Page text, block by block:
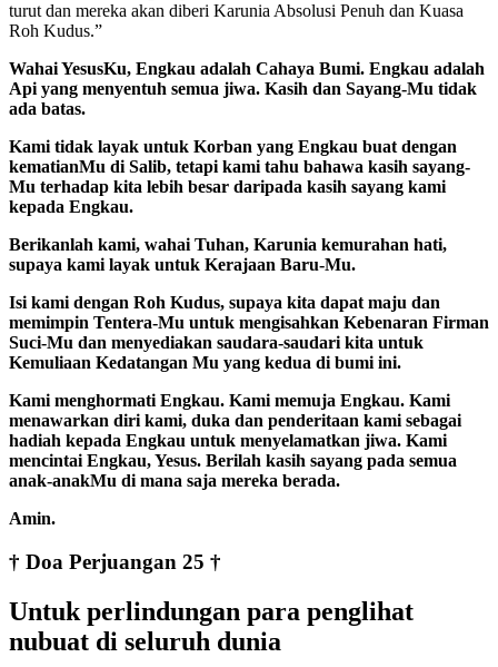
turut dan mereka akan diberi Karunia Absolusi Penuh dan Kuasa
Roh Kudus.”
Wahai YesusKu, Engkau adalah Cahaya Bumi. Engkau adalah
Api yang menyentuh semua jiwa. Kasih dan Sayang-Mu tidak
ada batas.
Kami tidak layak untuk Korban yang Engkau buat dengan
kematianMu di Salib, tetapi kami tahu bahawa kasih sayang-
Mu terhadap kita lebih besar daripada kasih sayang kami
kepada Engkau.
Berikanlah kami, wahai Tuhan, Karunia kemurahan hati,
supaya kami layak untuk Kerajaan Baru-Mu.
Isi kami dengan Roh Kudus, supaya kita dapat maju dan
memimpin Tentera-Mu untuk mengisahkan Kebenaran Firman
Suci-Mu dan menyediakan saudara-saudari kita untuk
Kemuliaan Kedatangan Mu yang kedua di bumi ini.
Kami menghormati Engkau. Kami memuja Engkau. Kami
menawarkan diri kami, duka dan penderitaan kami sebagai
hadiah kepada Engkau untuk menyelamatkan jiwa. Kami
mencintai Engkau, Yesus. Berilah kasih sayang pada semua
anak-anakMu di mana saja mereka berada.
Amin.
† Doa Perjuangan 25 †
Untuk perlindungan para penglihat
nubuat di seluruh dunia